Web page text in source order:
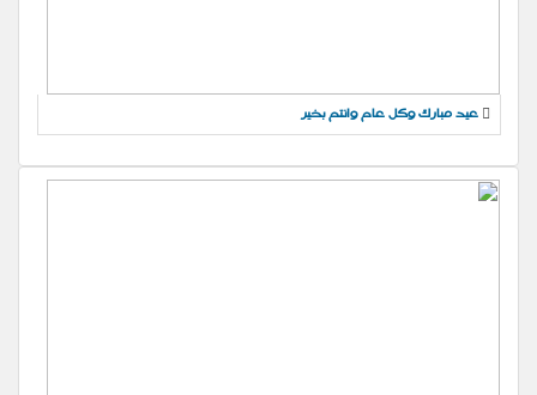
عيد مبارك وكل عام وانتم بخير